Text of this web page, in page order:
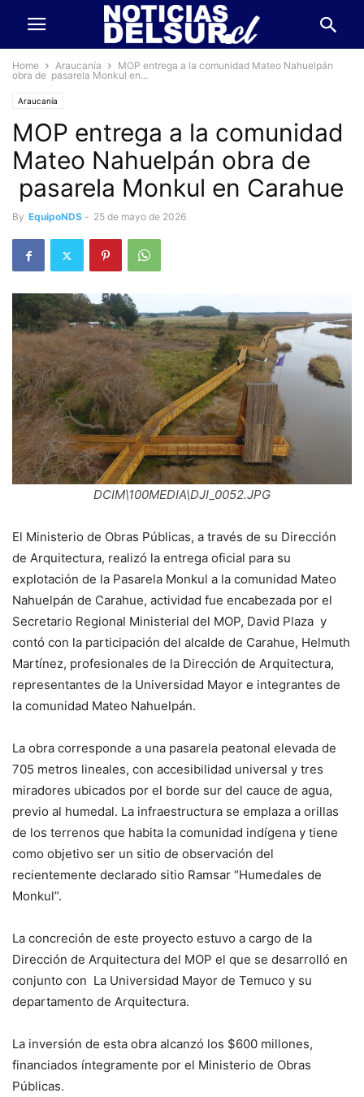
Home Araucanía
MOP entrega a la comunidad Mateo Nahuelpán
obra de pasarela Monkul en...
Araucanía
MOP entrega a la comunidad
Mateo Nahuelpán obra de
pasarela Monkul en Carahue
By EquipoNDS - 25 de mayo de 2026
DCIM\100MEDIA\DJI_0052.JPG
El Ministerio de Obras Públicas, a través de su Dirección
de Arquitectura, realizó la entrega oficial para su
explotación de la Pasarela Monkul a la comunidad Mateo
Nahuelpán de Carahue, actividad fue encabezada por el
Secretario Regional Ministerial del MOP, David Plaza y
contó con la participación del alcalde de Carahue, Helmuth
Martínez, profesionales de la Dirección de Arquitectura,
representantes de la Universidad Mayor e integrantes de
la comunidad Mateo Nahuelpán.
La obra corresponde a una pasarela peatonal elevada de
705 metros lineales, con accesibilidad universal y tres
miradores ubicados por el borde sur del cauce de agua,
previo al humedal. La infraestructura se emplaza a orillas
de los terrenos que habita la comunidad indígena y tiene
como objetivo ser un sitio de observación del
recientemente declarado sitio Ramsar “Humedales de
Monkul”.
La concreción de este proyecto estuvo a cargo de la
Dirección de Arquitectura del MOP el que se desarrolló en
conjunto con La Universidad Mayor de Temuco y su
departamento de Arquitectura.
La inversión de esta obra alcanzó los $600 millones,
financiados íntegramente por el Ministerio de Obras
Públicas.